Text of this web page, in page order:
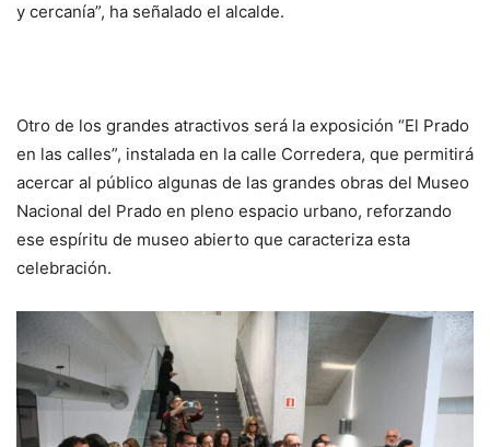
y cercanía”, ha señalado el alcalde.
Otro de los grandes atractivos será la exposición “El Prado
en las calles”, instalada en la calle Corredera, que permitirá
acercar al público algunas de las grandes obras del Museo
Nacional del Prado en pleno espacio urbano, reforzando
ese espíritu de museo abierto que caracteriza esta
celebración.